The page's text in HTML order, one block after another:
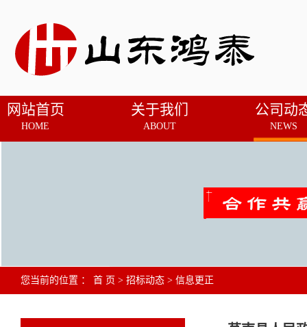
网站首页
HOME
关于我们
ABOUT
公司动
NEWS
您当前的位置 ： 首 页 > 招标动态 > 信息更正